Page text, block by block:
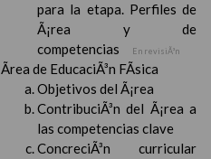
para la etapa. Perfiles de
Ã¡rea y de
competencias
En revisiÃ³n
Ãrea de EducaciÃ³n FÃ­sica
Objetivos del Ã¡rea
ContribuciÃ³n del Ã¡rea a
las competencias clave
ConcreciÃ³n curricular